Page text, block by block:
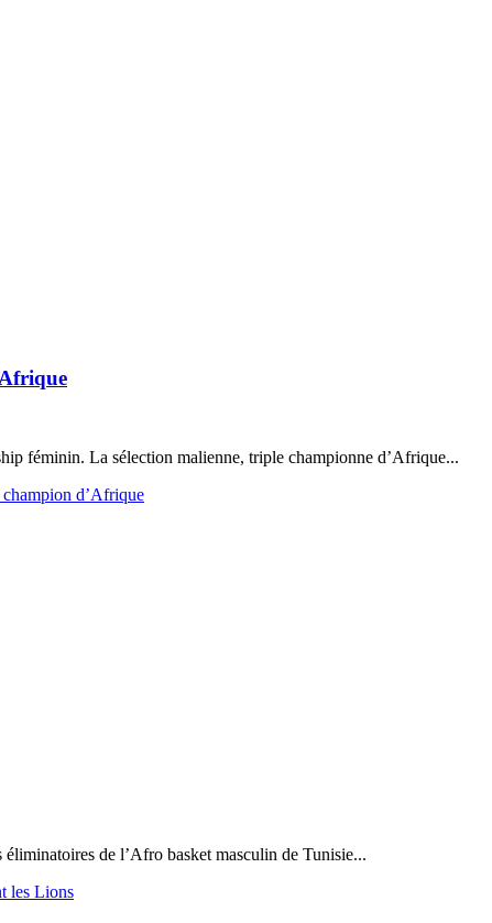
féminin. La sélection malienne, triple championne d’Afrique...
d’Afrique
de l’Afro basket masculin de Tunisie...
les Lions